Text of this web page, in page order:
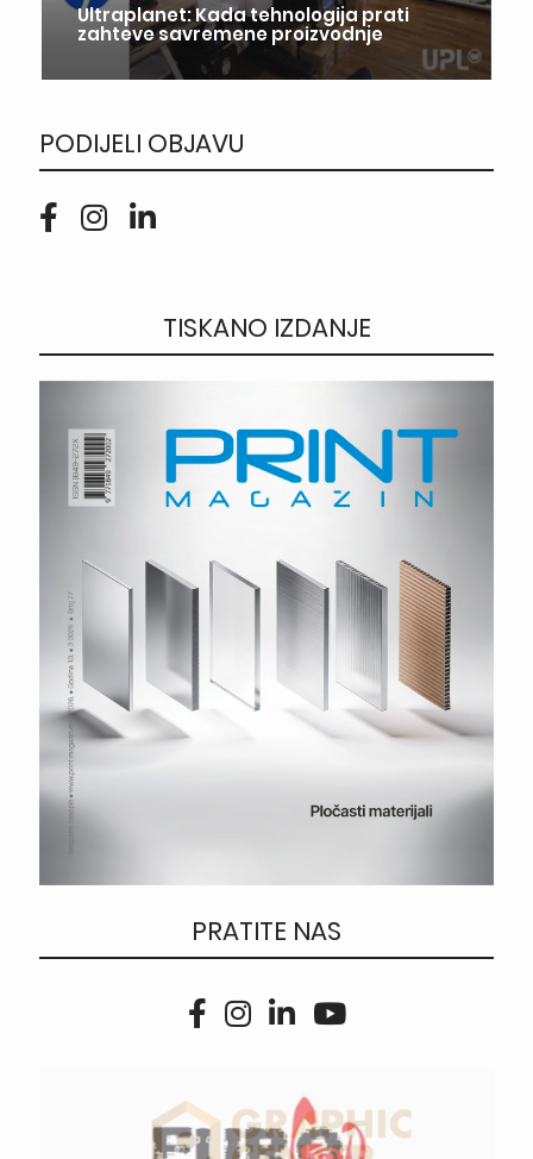
Ultraplanet: Kada tehnologija prati
zahteve savremene proizvodnje
PODIJELI OBJAVU
TISKANO IZDANJE
PRATITE NAS